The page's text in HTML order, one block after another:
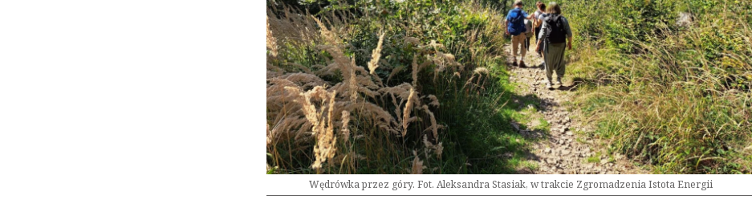
Wędrówka przez góry. Fot. Aleksandra Stasiak, w trakcie Zgromadzenia Istota Energii